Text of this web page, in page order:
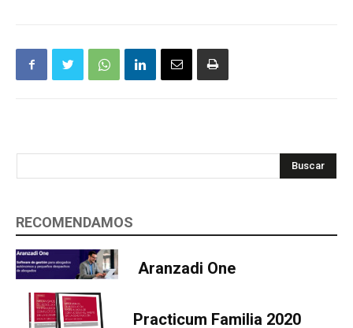
Buscar
RECOMENDAMOS
Aranzadi One
Practicum Familia 2020